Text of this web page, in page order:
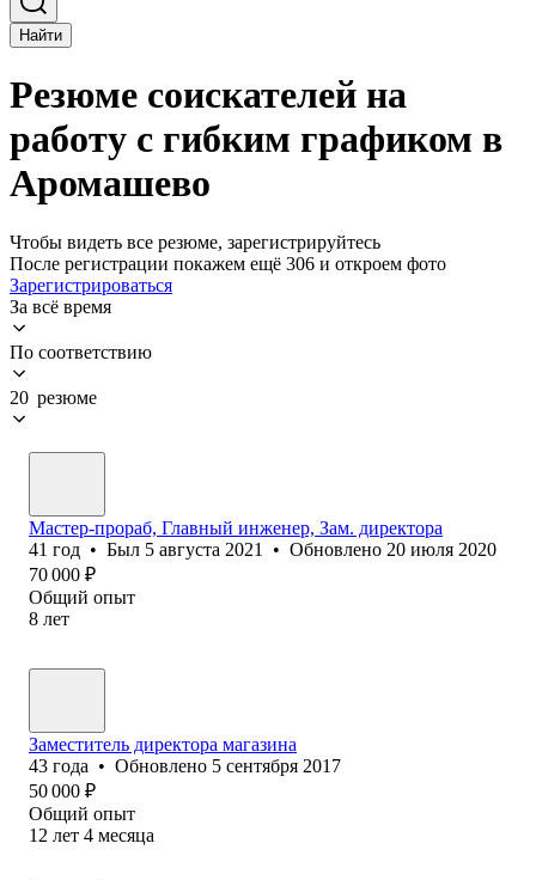
Найти
Резюме соискателей на
работу с гибким графиком в
Аромашево
Чтобы видеть все резюме, зарегистрируйтесь
После регистрации покажем ещё 306 и откроем фото
Зарегистрироваться
За всё время
По соответствию
20 резюме
Мастер-прораб, Главный инженер, Зам. директора
41 год • Был 5 августа 2021 • Обновлено 20 июля 2020
70 000 ₽
Общий опыт
8 лет
Заместитель директора магазина
43 года • Обновлено 5 сентября 2017
50 000 ₽
Общий опыт
12 лет 4 месяца